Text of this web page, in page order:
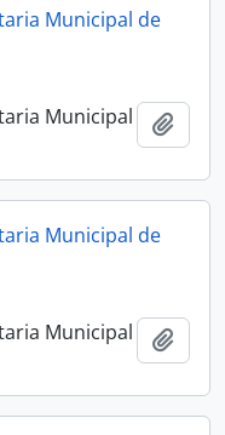
Municipal de
Municipal
Municipal de
Municipal